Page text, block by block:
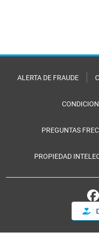
ALERTA DE FRAUDE
PREGUNTAS
PROPIEDAD